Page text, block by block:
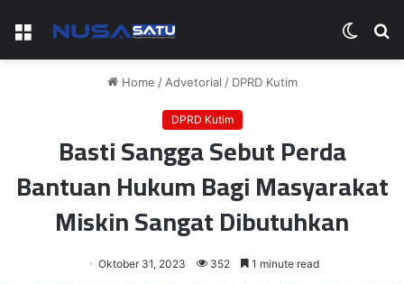
Menu
Switch
skin
Home / Advetorial / DPRD Kutim
DPRD Kutim
Basti Sangga Sebut Perda
Bantuan Hukum Bagi Masyarakat
Miskin Sangat Dibutuhkan
Oktober 31, 2023 352 1 minute read